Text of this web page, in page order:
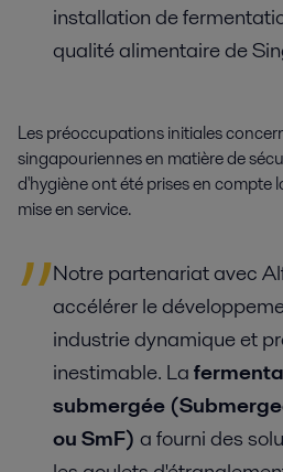
installation de
qualité alimentaire de
Les préoccupations initiales
singapouriennes en matière de
d'hygiène ont été prises en compte
mise en service.
Notre partenariat avec
accélérer le
industrie dynamique et
inestimable. La
submergée
ou SmF) a fourni des